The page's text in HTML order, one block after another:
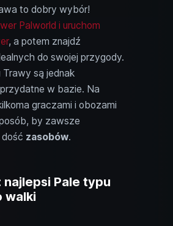
to dobry wybór!
Palworld i uruchom
, a potem znajdź
do swojej przygody.
Trawy są jednak
w bazie. Na
graczami i obozami
by zawsze
zasobów.
najlepsi Pale typu
walki